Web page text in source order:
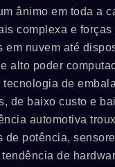
ânimo em toda a
complexa e
em nuvem até
alto poder
de
de baixo custo e
automotiva
de potência,
de